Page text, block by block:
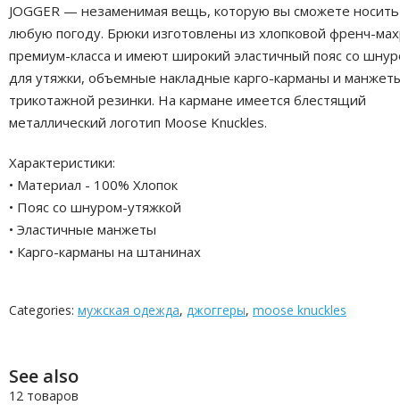
JOGGER — незаменимая вещь, которую вы сможете
любую погоду. Брюки изготовлены из хлопковой френч-
премиум-класса и имеют широкий эластичный пояс со
для утяжки, объемные накладные карго-карманы и
трикотажной резинки. На кармане имеется блестящий
металлический логотип Moose Knuckles.
Характеристики:
• Материал - 100% Хлопок
• Пояс со шнуром-утяжкой
• Эластичные манжеты
• Карго-карманы на штанинах
Categories: мужская одежда, джоггеры, moose knuckles
See also
12 товаров